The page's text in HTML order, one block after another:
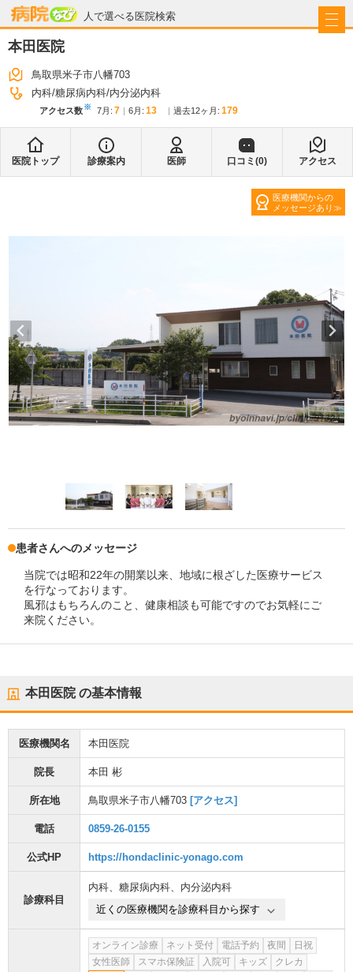
人で選べる医院検索
病院なび
本田医院
鳥取県米子市八幡703
内科 糖尿病内科 内分泌内科
アクセス数※ 7月 : 7 6月 : 13 過去12ヶ月: 179
医院トップ 診療案内 医師 口コミ(0) アクセス
医療機関からの
メッセージあり
患者さんへのメッセージ
当院では昭和22年の開業以来、地域に根ざした医療サービス
を行なっております。
風邪はもちろんのこと、健康相談も可能ですのでお気軽にご
来院ください。
本田医院の基本情報
医療機関名 本田医院
院長 本田 彬
所在地 鳥取県米子市八幡703 [アクセス]
電話 0859-26-0155
公式HP https://hondaclinic-yonago.com
診療科目
内科、 糖尿病内科、 内分泌内科
近くの医療機関を診療科目から探す
オンライン診療 ネット受付 電話予約 夜間
日祝
女性医師
スマホ保険証 入院可 キッズ
クレカ